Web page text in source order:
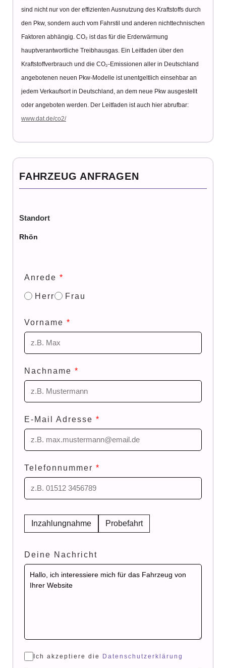
sind nicht nur von der effizienten Ausnutzung des Kraftstoffs durch
den Pkw, sondern auch vom Fahrstil und anderen nichttechnischen
Faktoren abhängig. CO₂ ist das für die Erderwärmung
hauptverantwortliche Treibhausgas. Ein Leitfaden über den
Kraftstoffverbrauch und die CO₂-Emissionen aller in Deutschland
angebotenen neuen Pkw-Modelle ist unentgeltlich einsehbar an
jedem Verkaufsort in Deutschland, an dem neue Pkw ausgestellt
oder angeboten werden. Der Leitfaden ist auch hier abrufbar:
www.dat.de/co2/
FAHRZEUG ANFRAGEN
Standort
Rhön
Anrede *
Herr Frau
Vorname *
Nachname *
E-Mail Adresse *
Telefonnummer *
Inzahlungnahme Probefahrt
Deine Nachricht
Ich akzeptiere die Datenschutzerklärung